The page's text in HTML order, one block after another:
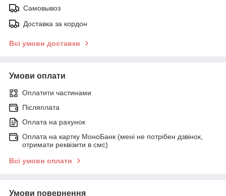
Самовывоз
Доставка за кордон
Всі умови доставки
Умови оплати
Оплатити частинами
Післяплата
Оплата на рахунок
Оплата на картку МоноБанк (мені не потрібен дзвінок,
отримати реквізити в смс)
Всі умови оплати
Умови повернення